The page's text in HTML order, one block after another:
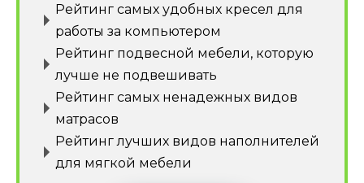
Рейтинг самых удобных кресел для
работы за компьютером
Рейтинг подвесной мебели, которую
лучше не подвешивать
Рейтинг самых ненадежных видов
матрасов
Рейтинг лучших видов наполнителей
для мягкой мебели